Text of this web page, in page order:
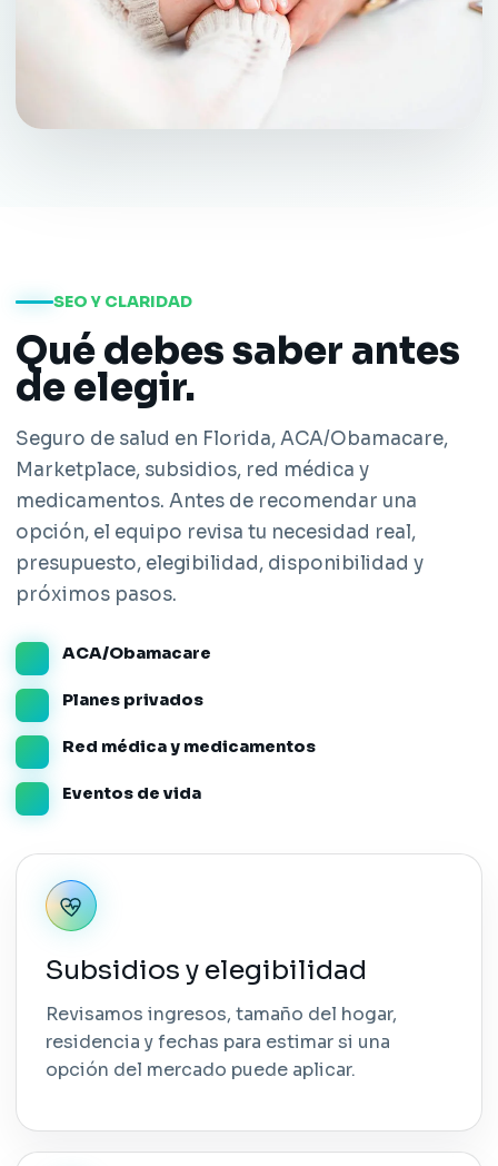
SEO Y CLARIDAD
Qué debes saber antes
de elegir.
Seguro de salud en Florida, ACA/Obamacare,
Marketplace, subsidios, red médica y
medicamentos. Antes de recomendar una
opción, el equipo revisa tu necesidad real,
presupuesto, elegibilidad, disponibilidad y
próximos pasos.
ACA/Obamacare
Planes privados
Red médica y medicamentos
Eventos de vida
Subsidios y elegibilidad
Revisamos ingresos, tamaño del hogar,
residencia y fechas para estimar si una
opción del mercado puede aplicar.